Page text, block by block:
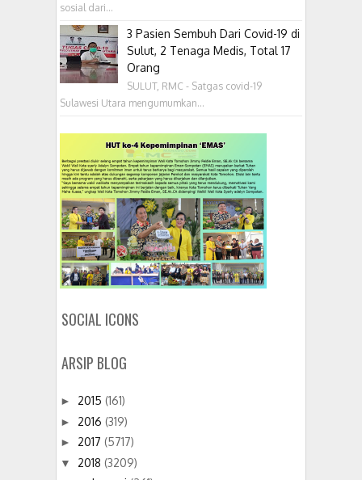
sosial dari...
3 Pasien Sembuh Dari Covid-19 di
Sulut, 2 Tenaga Medis, Total 17
Orang
SULUT, RMC - Satgas covid-19
Sulawesi Utara mengumumkan...
SOCIAL ICONS
ARSIP BLOG
► 2015 (161)
► 2016 (319)
► 2017 (5717)
▼ 2018 (3209)